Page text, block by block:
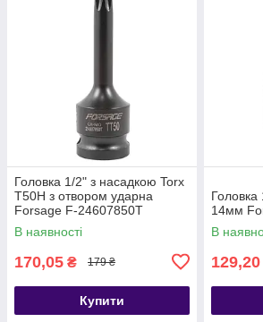
Головка 1/2" з насадкою Torx
T50H з отвором ударна
Forsage F-24607850T
В наявності
170,05 ₴ 179 ₴
Купити
14мм
В
129,20